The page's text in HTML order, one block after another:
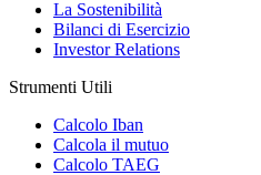
La Sostenibilità
Bilanci di Esercizio
Investor Relations
Strumenti Utili
Calcolo Iban
Calcola il mutuo
Calcolo TAEG